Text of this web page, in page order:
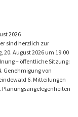
2026
sind herzlich zur
August 2026 um 19.00
– öffentliche Sitzung:
Genehmigung von
6. Mitteilungen